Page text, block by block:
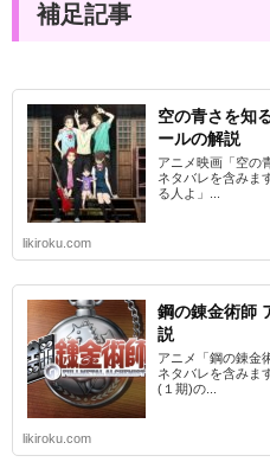
補足記事
空の青さを知
ールの解説
アニメ映画「空の
ネタバレを含みま
る人よ」...
likiroku.com
鋼の錬金術師
説
アニメ「鋼の錬金
ネタバレを含みま
(１期)の...
likiroku.com